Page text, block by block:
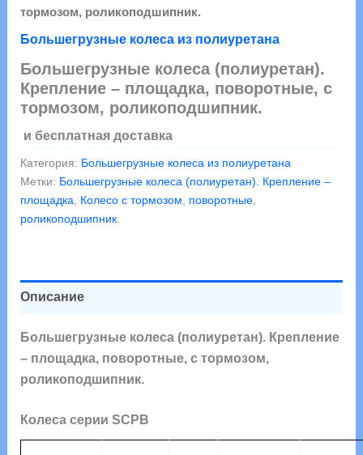
тормозом, роликоподшипник.
Большегрузные колеса из полиуретана
Большегрузные колеса (полиуретан).
Крепление – площадка, поворотные, с
тормозом, роликоподшипник.
и бесплатная доставка
Категория: Большегрузные колеса из полиуретана
Метки: Большегрузные колеса (полиуретан). Крепление –
площадка
Колесо с тормозом поворотные,
роликоподшипник.
Описание
Большегрузные колеса (полиуретан). Крепление
– площадка, поворотные, с тормозом,
роликоподшипник.
Колеса серии SCPB